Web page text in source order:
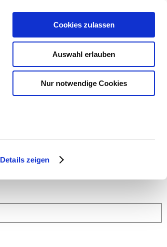
Details zeigen
Cookies zulassen
Auswahl erlauben
Nur notwendige Cookies